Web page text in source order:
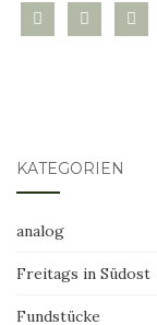
bloglovininstagramtwitter
KATEGORIEN
analog
Freitags in Südost
Fundstücke